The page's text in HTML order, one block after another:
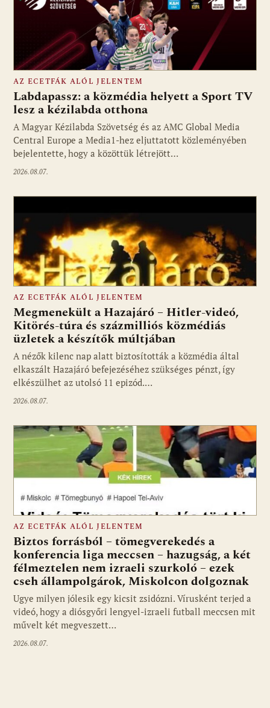
Fotó: media1.hu
AZ ECETFÁK ALÓL JELENTEM
Labdapassz: a közmédia helyett a Sport TV
lesz a kézilabda otthona
A Magyar Kézilabda Szövetség és az AMC Global Media
Central Europe a Media1-hez eljuttatott közleményében
bejelentette, hogy a közöttük létrejött…
2026.08.07.
Fotó: media1.hu
AZ ECETFÁK ALÓL JELENTEM
Megmenekült a Hazajáró – Hitler-videó,
Kitörés-túra és százmilliós közmédiás
üzletek a készítők múltjában
A nézők kilenc nap alatt biztosították a közmédia által
elkaszált Hazajáró befejezéséhez szükséges pénzt, így
elkészülhet az utolsó 11 epizód.…
2026.08.07.
AZ ECETFÁK ALÓL JELENTEM
Biztos forrásból – tömegverekedés a
konferencia liga meccsen – hazugság, a két
félmeztelen nem izraeli szurkoló – ezek
cseh állampolgárok, Miskolcon dolgoznak
Ugye milyen jólesik egy kicsit zsidózni. Vírusként terjed a
videó, hogy a diósgyőri lengyel-izraeli futball meccsen mit
művelt két megveszett…
2026.08.07.